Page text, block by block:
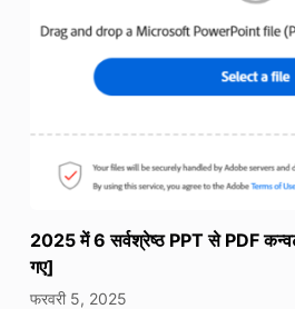
2025 में 6 सर्वश्रेष्ठ PPT से PDF
गए]
फरवरी 5, 2025